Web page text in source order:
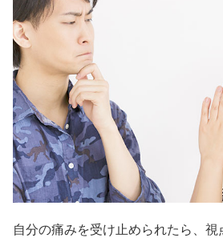
自分の痛みを受け止められたら、